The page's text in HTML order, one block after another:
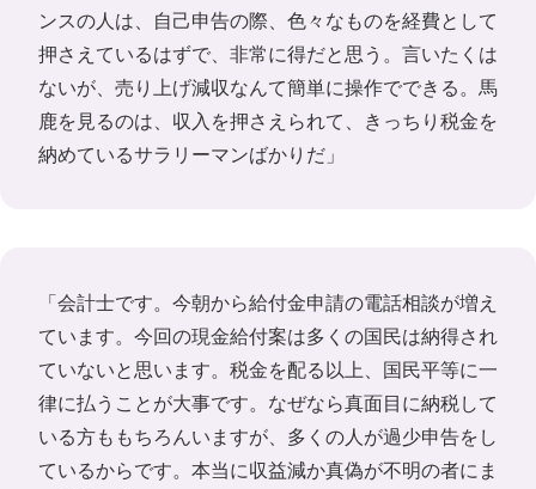
ンスの人は、自己申告の際、色々なものを経費として
押さえているはずで、非常に得だと思う。言いたくは
ないが、売り上げ減収なんて簡単に操作でできる。馬
鹿を見るのは、収入を押さえられて、きっちり税金を
納めているサラリーマンばかりだ」
「会計士です。今朝から給付金申請の電話相談が増え
ています。今回の現金給付案は多くの国民は納得され
ていないと思います。税金を配る以上、国民平等に一
律に払うことが大事です。なぜなら真面目に納税して
いる方ももちろんいますが、多くの人が過少申告をし
ているからです。本当に収益減か真偽が不明の者にま